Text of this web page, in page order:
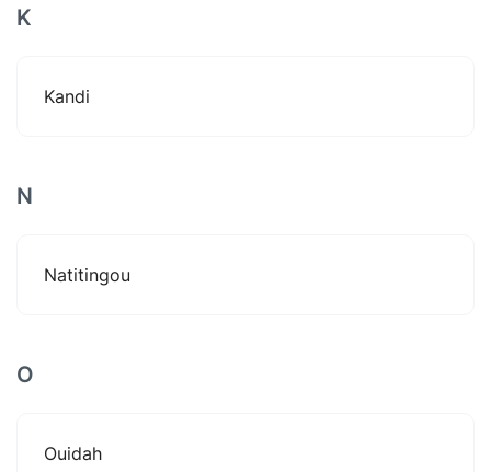
K
Kandi
N
Natitingou
O
Ouidah